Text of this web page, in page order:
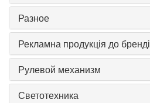
Разное
Рекламна продукція до
Рулевой механизм
Светотехника